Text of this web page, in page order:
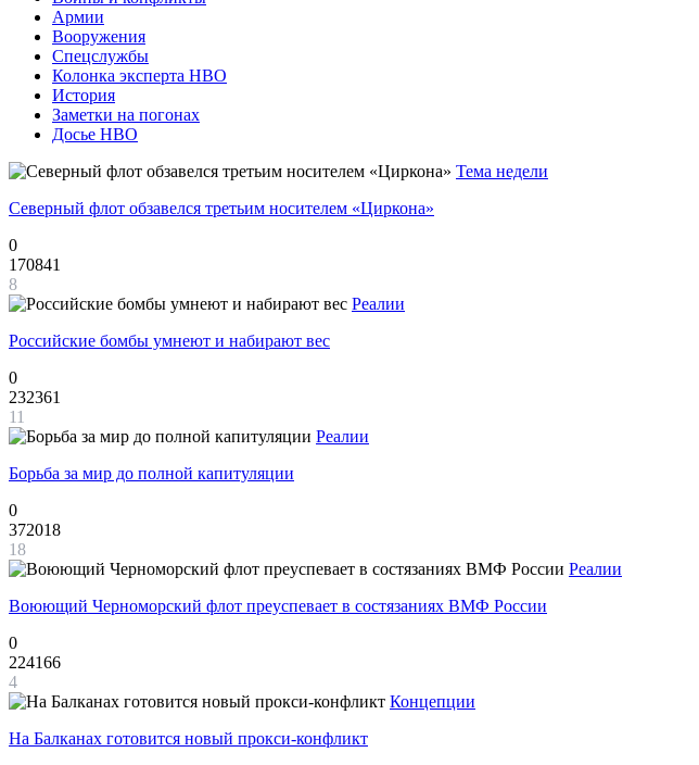
Армии
Вооружения
Спецслужбы
Колонка эксперта НВО
История
Заметки на погонах
Досье НВО
Тема недели
Северный флот обзавелся третьим носителем «Циркона»
0
170841
8
Реалии
Российские бомбы умнеют и набирают вес
0
232361
11
Реалии
Борьба за мир до полной капитуляции
0
372018
18
Реалии
Воюющий Черноморский флот преуспевает в состязаниях ВМФ России
0
224166
4
Концепции
На Балканах готовится новый прокси-конфликт